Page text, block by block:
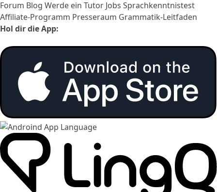
Forum Blog Werde ein Tutor Jobs Sprachkenntnistest
Affiliate-Programm Presseraum Grammatik-Leitfaden
Hol dir die App: